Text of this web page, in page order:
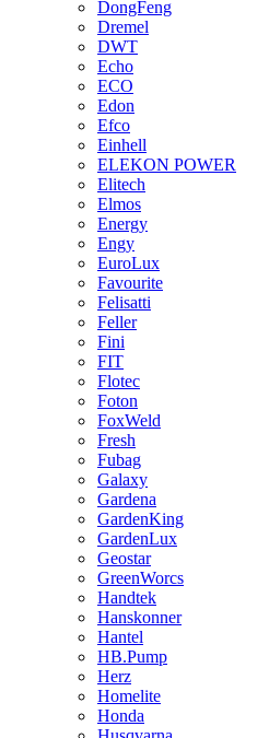
DongFeng
Dremel
DWT
Echo
ECO
Edon
Efco
Einhell
ELEKON POWER
Elitech
Elmos
Energy
Engy
EuroLux
Favourite
Felisatti
Feller
Fini
FIT
Flotec
Foton
FoxWeld
Fresh
Fubag
Galaxy
Gardena
GardenKing
GardenLux
Geostar
GreenWorcs
Handtek
Hanskonner
Hantel
HB.Pump
Herz
Homelite
Honda